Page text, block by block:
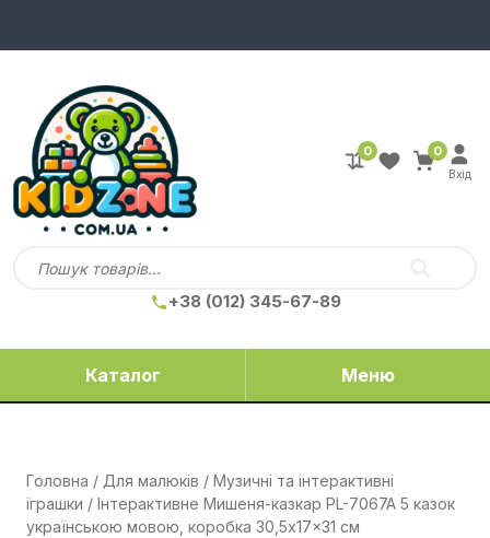
+38 (012) 345-67-89
0 0
Вхід
Каталог Меню
Головна / Для малюків / Музичні та інтерактивні
іграшки / Інтерактивне Мишеня-казкар PL-7067A 5 казок
українською мовою, коробка 30,5x17x31 см